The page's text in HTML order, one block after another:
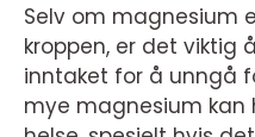
Selv om magnesium
kroppen, er det viktig
inntaket for å unngå
mye magnesium